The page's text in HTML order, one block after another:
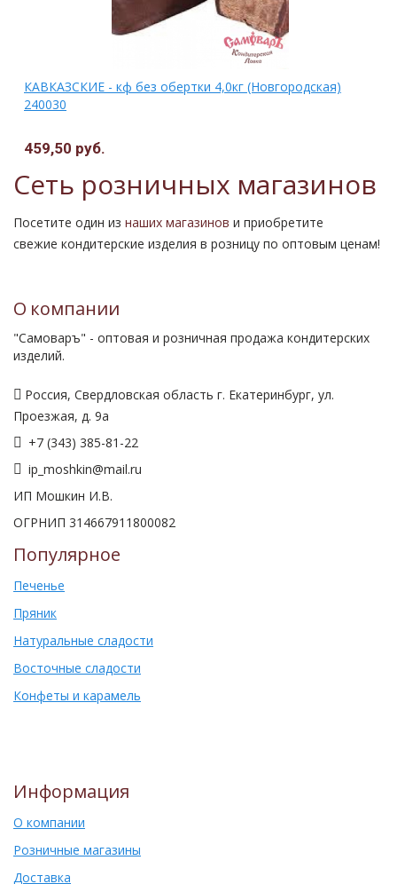
КАВКАЗСКИЕ - кф без обертки 4,0кг (Новгородская)
240030
459,50 руб.
Сеть розничных магазинов
Посетите один из наших магазинов и приобретите
свежие кондитерские изделия в розницу по оптовым ценам!
О компании
"Самоваръ" - оптовая и розничная продажа кондитерских
изделий.
Россия, Свердловская область г. Екатеринбург, ул.
Проезжая, д. 9а
+7 (343) 385-81-22
ip_moshkin@mail.ru
ИП Мошкин И.В.
ОГРНИП 314667911800082
Популярное
Печенье
Пряник
Натуральные сладости
Восточные сладости
Конфеты и карамель
Информация
О компании
Розничные магазины
Доставка